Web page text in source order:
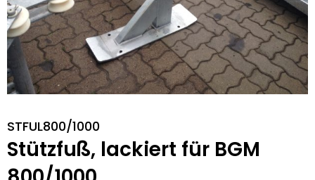
STFUL800/1000
Stützfuß, lackiert für BGM